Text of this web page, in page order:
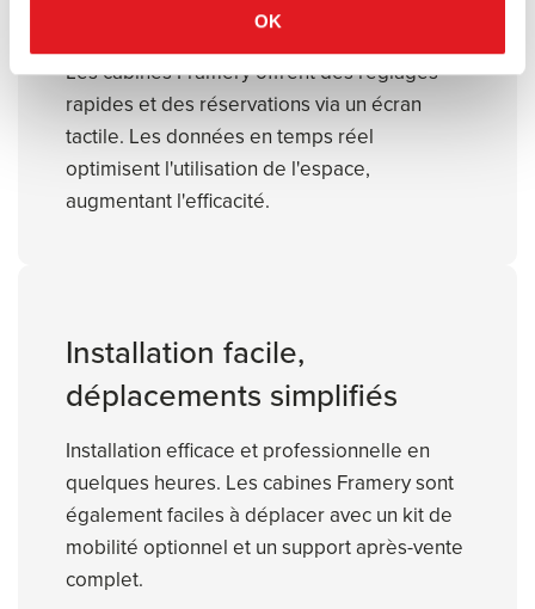
OK
Les cabines Framery offrent des réglages
rapides et des réservations via un écran
tactile. Les données en temps réel
optimisent l'utilisation de l'espace,
augmentant l'efficacité.
Installation facile,
déplacements simplifiés
Installation efficace et professionnelle en
quelques heures. Les cabines Framery sont
également faciles à déplacer avec un kit de
mobilité optionnel et un support après-vente
complet.